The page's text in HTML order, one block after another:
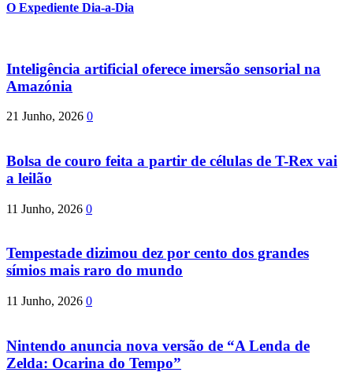
O Expediente Dia-a-Dia
Inteligência artificial oferece imersão sensorial na
Amazónia
21 Junho, 2026 0
Bolsa de couro feita a partir de células de T-Rex vai
a leilão
11 Junho, 2026 0
Tempestade dizimou dez por cento dos grandes
símios mais raro do mundo
11 Junho, 2026 0
Nintendo anuncia nova versão de “A Lenda de
Zelda: Ocarina do Tempo”